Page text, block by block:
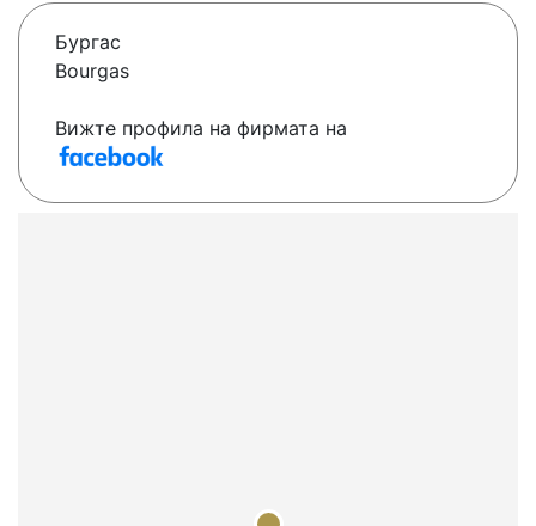
Бургас
Bourgas
Вижте профила на фирмата на